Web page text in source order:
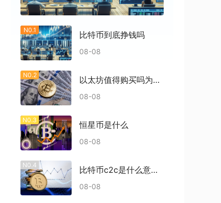
N0.1 比特币到底挣钱吗
08-08
N0.2 以太坊值得购买吗为什么
08-08
N0.3 恒星币是什么
08-08
N0.4 比特币c2c是什么意思啊多少钱
08-08